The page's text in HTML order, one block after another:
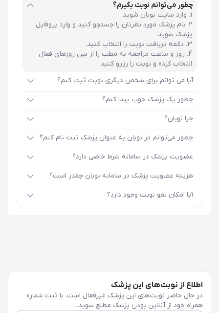
چطور می‌توانم نوبت بگیرم؟
وارد سایت نوبان شوید.
نام پزشک مورد نظرتان را جستجو کنید و وارد پروفایل
پزشک شوید.
دکمه دریافت نوبت را انتخاب کنید.
روز و ساعت مراجعه به مطب را از بین روزهای فعال
انتخاب کرده و نوبت را رزرو کنید.
آیا می توانم برای شخص دیگری نوبت ثبت کنم؟
چطور یک پزشک خوب پیدا کنم؟
چرا نوبان؟
چطور می‌توانم در نوبان به عنوان پزشک ثبت نام کنم؟
عضویت پزشک در سامانه شرط خاصی دارد؟
هزینه عضویت پزشک در سامانه نوبان چقدر است؟
آیا امکان لغو نوبت وجود دارد؟
اطلاع از نوبت‌های این پزشک
در حال حاضر نوبت‌های این پزشک غیرفعال است. با ثبت شماره
همراه خود از آنلاین بودن پزشک مطلع شوید.